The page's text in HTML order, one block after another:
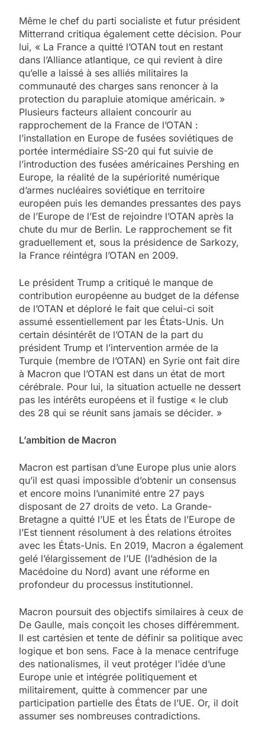
Même le chef du parti socialiste et futur président
Mitterrand critiqua également cette décision. Pour
lui, « La France a quitté l’OTAN tout en restant
dans l’Alliance atlantique, ce qui revient à dire
qu’elle a laissé à ses alliés militaires la
communauté des charges sans renoncer à la
protection du parapluie atomique américain. »
Plusieurs facteurs allaient concourir au
rapprochement de la France de l’OTAN :
l’installation en Europe de fusées soviétiques de
portée intermédiaire SS-20 qui fut suivie de
l’introduction des fusées américaines Pershing en
Europe, la réalité de la supériorité numérique
d’armes nucléaires soviétique en territoire
européen puis les demandes pressantes des pays
de l’Europe de l’Est de rejoindre l’OTAN après la
chute du mur de Berlin. Le rapprochement se fit
graduellement et, sous la présidence de Sarkozy,
la France réintégra l’OTAN en 2009.
Le président Trump a critiqué le manque de
contribution européenne au budget de la défense
de l’OTAN et déploré le fait que celui-ci soit
assumé essentiellement par les États-Unis. Un
certain désintérêt de l’OTAN de la part du
président Trump et l’intervention armée de la
Turquie (membre de l’OTAN) en Syrie ont fait dire
à Macron que l’OTAN est dans un état de mort
cérébrale. Pour lui, la situation actuelle ne dessert
pas les intérêts européens et il fustige « le club
des 28 qui se réunit sans jamais se décider. »
L’ambition de Macron
Macron est partisan d’une Europe plus unie alors
qu’il est quasi impossible d’obtenir un consensus
et encore moins l’unanimité entre 27 pays
disposant de 27 droits de veto. La Grande-
Bretagne a quitté l’UE et les États de l’Europe de
l’Est tiennent résolument à des relations étroites
avec les États-Unis. En 2019, Macron a également
gelé l’élargissement de l’UE (l’adhésion de la
Macédoine du Nord) avant une réforme en
profondeur du processus institutionnel.
Macron poursuit des objectifs similaires à ceux de
De Gaulle, mais conçoit les choses différemment.
Il est cartésien et tente de définir sa politique avec
logique et bon sens. Face à la menace centrifuge
des nationalismes, il veut protéger l’idée d’une
Europe unie et intégrée politiquement et
militairement, quitte à commencer par une
participation partielle des États de l’UE. Or, il doit
assumer ses nombreuses contradictions.